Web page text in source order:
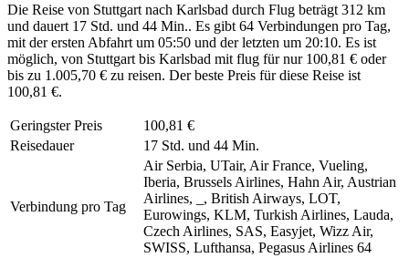
Die Reise von Stuttgart nach Karlsbad durch Flug beträgt 312 km
und dauert 17 Std. und 44 Min.. Es gibt 64 Verbindungen pro Tag,
mit der ersten Abfahrt um 05:50 und der letzten um 20:10. Es ist
möglich, von Stuttgart bis Karlsbad mit flug für nur 100,81 € oder
bis zu 1.005,70 € zu reisen. Der beste Preis für diese Reise ist
100,81 €.
Geringster Preis
100,81 €
Reisedauer
17 Std. und 44 Min.
Verbindung pro Tag
Air Serbia, UTair, Air France, Vueling,
Iberia, Brussels Airlines, Hahn Air, Austrian
Airlines, _, British Airways, LOT,
Eurowings, KLM, Turkish Airlines, Lauda,
Czech Airlines, SAS, Easyjet, Wizz Air,
SWISS, Lufthansa, Pegasus Airlines 64